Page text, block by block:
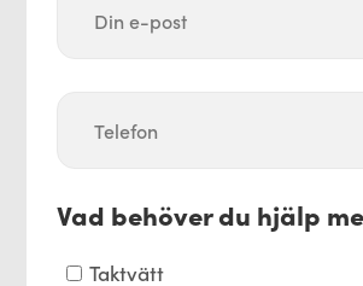
Vad behöver du hjälp
Taktvätt